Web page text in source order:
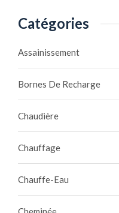
Catégories
Assainissement
Bornes De Recharge
Chaudière
Chauffage
Chauffe-Eau